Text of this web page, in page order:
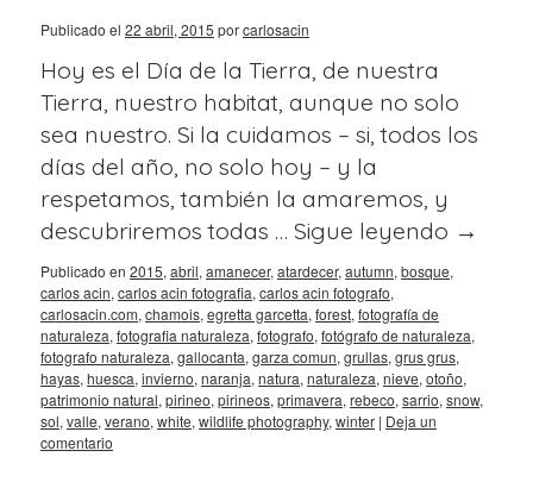
Publicado el 22 abril, 2015 porcarlosacin
Hoy es el Día de la Tierra, de nuestra
Tierra, nuestro habitat, aunque no solo
sea nuestro. Si la cuidamos – si, todos los
días del año, no solo hoy – y la
respetamos, también la amaremos, y
descubriremos todas … Sigue leyendo →
Publicado en 2015, abril, amanecer, atardecer, autumn, bosque,
carlos acin, carlos acin fotografia, carlos acin fotografo,
carlosacin.com, chamois, egretta garcetta, forest, fotografía de
naturaleza, fotografia naturaleza, fotografo, fotógrafo de naturaleza,
fotografo naturaleza, gallocanta, garza comun, grullas, grus grus,
hayas, huesca, invierno, naranja, natura, naturaleza, nieve, otoño,
patrimonio natural, pirineo, pirineos, primavera, rebeco, sarrio, snow,
sol, valle, verano, white, wildlife photography, winter | Deja un
comentario